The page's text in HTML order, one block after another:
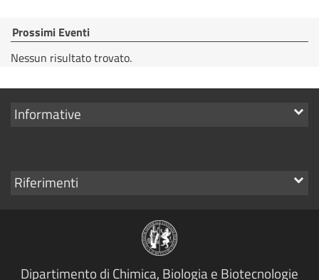
Prossimi Eventi
Nessun risultato trovato.
Mostra
Informative
Mostra
Riferimenti
Dipartimento di Chimica, Biologia e Biotecnologie